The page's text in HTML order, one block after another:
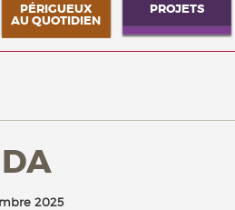
PÉRIGUEUX
AU QUOTIDIEN
PROJETS
2025